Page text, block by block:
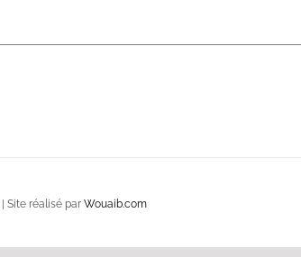
| Site réalisé par Wouaib.com